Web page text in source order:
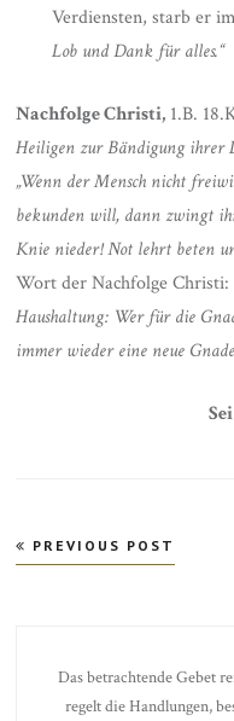
Verdiensten, starb er
Lob und Dank für alles.“
Nachfolge Christi, 1.B.
Heiligen zur Bändigung ihrer
„Wenn der Mensch nicht
bekunden will, dann zwingt
Knie nieder! Not lehrt beten
Wort der Nachfolge Christi:
Haushaltung: Wer für die
immer wieder eine neue
Beitragsnavigation
PREVIOUS POST
Das betrachtende Gebet
regelt die Handlungen,